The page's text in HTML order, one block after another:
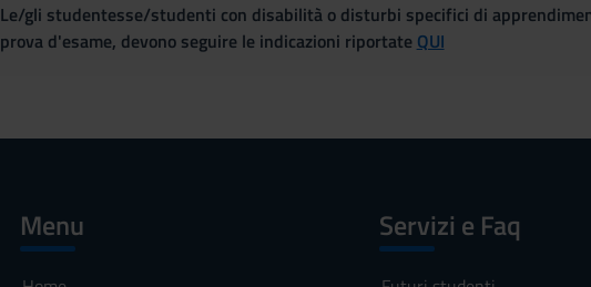
Le/gli studentesse/studenti con disabilità o disturbi specifici di
prova d'esame, devono seguire le indicazioni riportate QUI
Menu Servizi e Faq